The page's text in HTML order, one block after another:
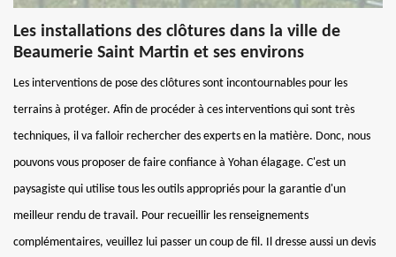
Les installations des clôtures dans la ville de
Beaumerie Saint Martin et ses environs
Les interventions de pose des clôtures sont incontournables pour les
terrains à protéger. Afin de procéder à ces interventions qui sont très
techniques, il va falloir rechercher des experts en la matière. Donc, nous
pouvons vous proposer de faire confiance à Yohan élagage. C'est un
paysagiste qui utilise tous les outils appropriés pour la garantie d'un
meilleur rendu de travail. Pour recueillir les renseignements
complémentaires, veuillez lui passer un coup de fil. Il dresse aussi un devis